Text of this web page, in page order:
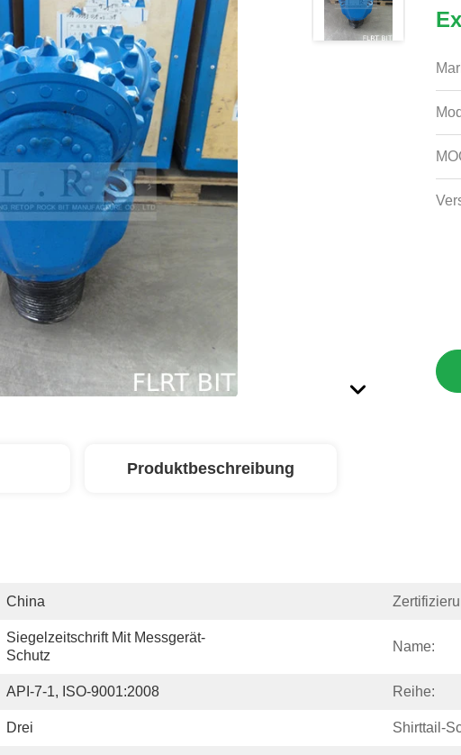
Produktbeschreibung
China
Siegelzeitschrift Mit Messgerät-
Schutz
Name:
API-7-1, ISO-9001:2008 Reihe:
Drei Shirttail-